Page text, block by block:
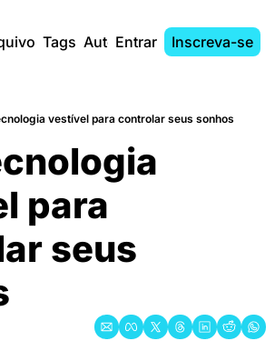
Tags AutoresEntrar Inscreva-se
vestível para controlar seus sonhos
para
seus